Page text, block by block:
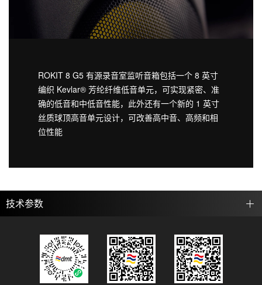
ROKIT 8 G5 有源录音室监听音箱包括一个 8 英寸
编织 Kevlar® 芳纶纤维低音单元，可实现紧密、准
确的低音和中低音性能，此外还有一个新的 1 英寸
丝质球顶高音单元设计，可改善高中音、高频和相
位性能
技术参数